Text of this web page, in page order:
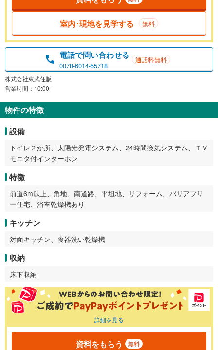
室内･現地を見学する 無料
電話で問い合わせる
0078-6014-55718
通話料無料
株式会社東武住販
営業時間：10:00-
物件の特徴
設備
トイレ２か所、太陽光発電システム、24時間換気システム、ＴＶ
モニタ付インターホン
特徴
前道6m以上、角地、南道路、平坦地、リフォーム、バリアフリ
ー住宅、浴室乾燥機あり
キッチン
対面キッチン、食器洗い乾燥機
収納
床下収納
詳細を見る
資料をもらう 無料